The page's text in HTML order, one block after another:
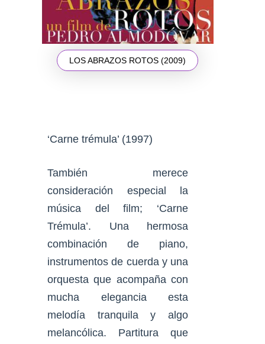
LOS ABRAZOS ROTOS (2009)
‘Carne trémula’ (1997)
También merece
consideración especial la
música del film; ‘Carne
Trémula’. Una hermosa
combinación de piano,
instrumentos de cuerda y una
orquesta que acompaña con
mucha elegancia esta
melodía tranquila y algo
melancólica. Partitura que